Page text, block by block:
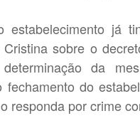
estabelecimento já
Cristina sobre o
da
fechamento do
responda por crime